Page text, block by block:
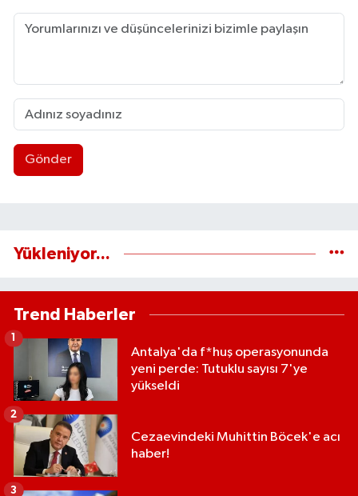
Gönder
Yükleniyor...
Trend Haberler
Antalya'da f*huş operasyonunda
yeni perde: Tutuklu sayısı 7'ye
yükseldi
1
Cezaevindeki Muhittin Böcek'e acı
haber!
2
3